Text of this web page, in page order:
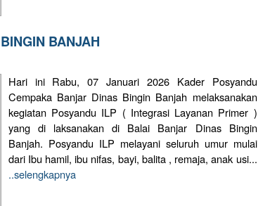
BANJAH
Hari ini Rabu, 07 Januari 2026 Kader Posyandu
Cempaka Banjar Dinas Bingin Banjah melaksanakan
kegiatan Posyandu ILP ( Integrasi Layanan Primer )
yang di laksanakan di Balai Banjar Dinas Bingin
Banjah. Posyandu ILP melayani seluruh umur mulai
dari Ibu hamil, ibu nifas, bayi, balita , remaja, anak usi...
..selengkapnya